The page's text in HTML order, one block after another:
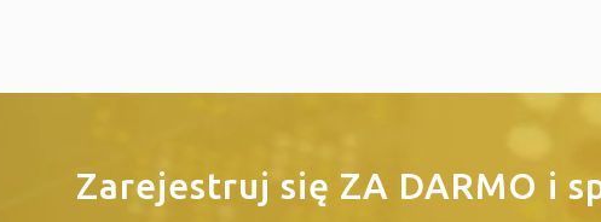
Zarejestruj się ZA DARMO i